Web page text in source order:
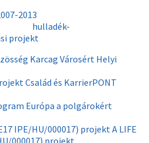
2013
hulladék-
projekt
Karcag Városért Helyi
Család és KarrierPONT
Európa a polgárokért
A LIFE